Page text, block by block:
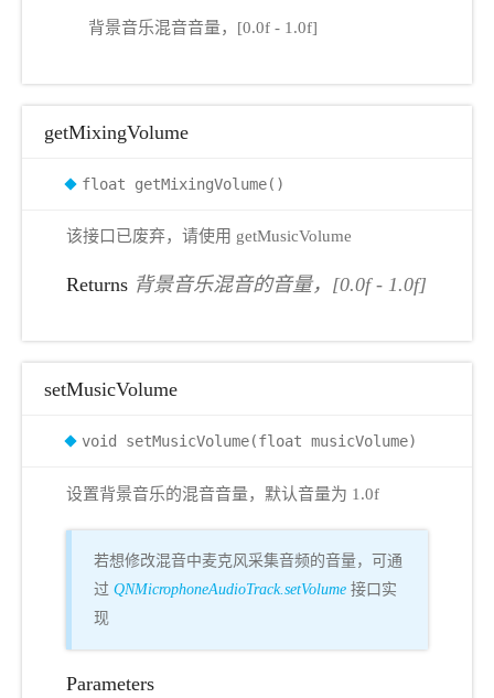
背景音乐混音音量，[0.0f - 1.0f]
getMixingVolume
float getMixingVolume()
该接口已废弃，请使用 getMusicVolume
Returns 背景音乐混音的音量，[0.0f - 1.0f]
setMusicVolume
void setMusicVolume(float musicVolume)
设置背景音乐的混音音量，默认音量为 1.0f
若想修改混音中麦克风采集音频的音量，可通
过 QNMicrophoneAudioTrack.setVolume 接口实
现
Parameters